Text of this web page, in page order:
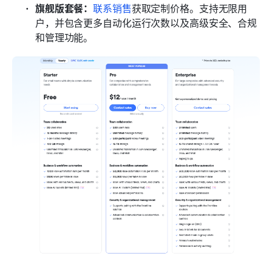
旗舰版套餐：联系销售获取定制价格。支持无限用
户，并包含更多自动化运行次数以及高级安全、合规
和管理功能。